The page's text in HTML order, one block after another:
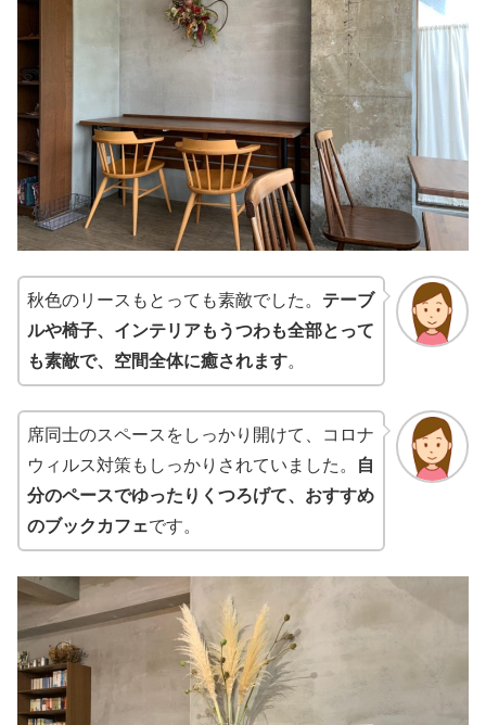
秋色のリースもとっても素敵でした。 テーブ
ルや椅子、インテリアもうつわも全部とって
も素敵で、空間全体に癒されます。
席同士のスペースをしっかり開けて、コロナ
ウィルス対策もしっかりされていました。
自
分のペースでゆったりくつろげて、おすすめ
のブックカフェです。